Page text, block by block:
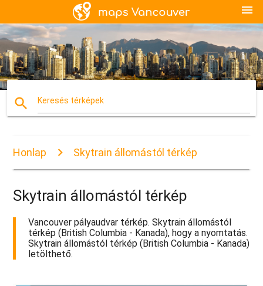
menu
search Keresés térképek
Honlap Skytrain állomástól térkép
Skytrain állomástól térkép
Vancouver pályaudvar térkép. Skytrain állomástól
térkép (British Columbia - Kanada), hogy a nyomtatás.
Skytrain állomástól térkép (British Columbia - Kanada)
letölthető.